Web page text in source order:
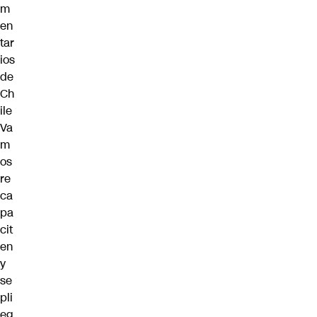
m
en
tar
ios
de
Ch
ile
Va
m
os
re
ca
pa
cit
en
y
se
pli